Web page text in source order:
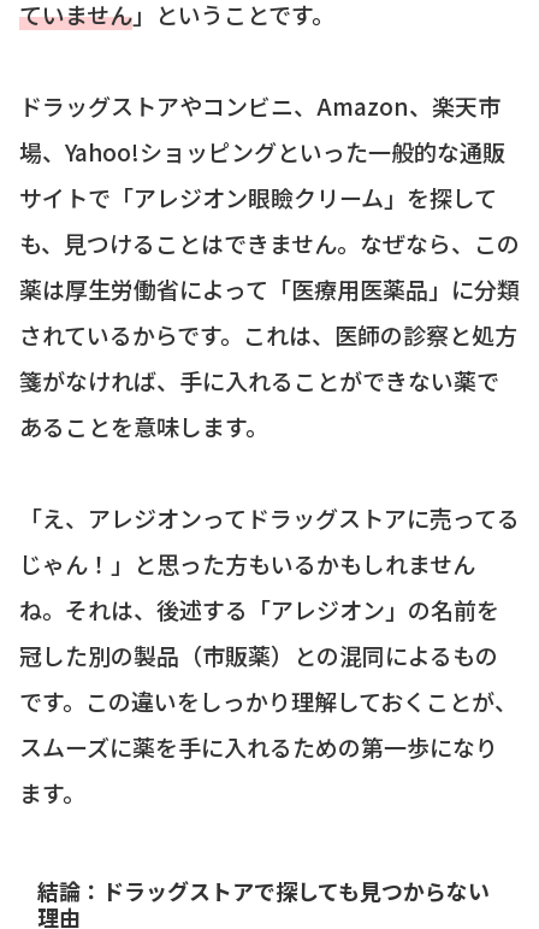
ていません」ということです。
ドラッグストアやコンビニ、Amazon、楽天市
場、Yahoo!ショッピングといった一般的な通販
サイトで「アレジオン眼瞼クリーム」を探して
も、見つけることはできません。なぜなら、この
薬は厚生労働省によって「医療用医薬品」に分類
されているからです。これは、医師の診察と処方
箋がなければ、手に入れることができない薬で
あることを意味します。
「え、アレジオンってドラッグストアに売ってる
じゃん！」と思った方もいるかもしれません
ね。それは、後述する「アレジオン」の名前を
冠した別の製品（市販薬）との混同によるもの
です。この違いをしっかり理解しておくことが、
スムーズに薬を手に入れるための第一歩になり
ます。
結論：ドラッグストアで探しても見つからない
理由